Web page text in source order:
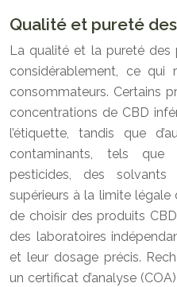
Qualité et pureté
La qualité et la pureté des
considérablement, ce qui
consommateurs. Certains
concentrations de CBD
l’étiquette, tandis que
contaminants, tels
pesticides, des
supérieurs à la limite légale
de choisir des produits
des laboratoires
et leur dosage précis.
un certificat d’analyse